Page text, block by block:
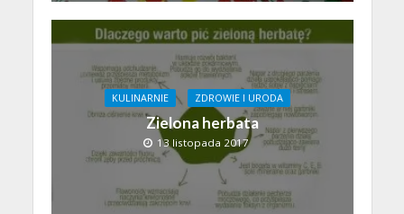
KULINARNIE ZDROWIE I URODA
Zielona herbata
13 listopada 2017